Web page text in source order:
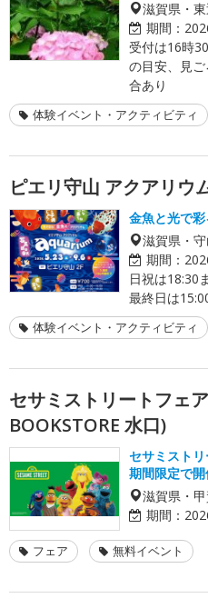
滋賀県・
期間：
受付は16時
の目安、見
合あり
体験イベント・アクティビティ
ピエリ守山 アクアリウ
金魚と光で
滋賀県・
期間：
日祝は18:30
最終日は
体験イベント・アクティビティ
セサミストリートフェ
BOOKSTORE 水口)
セサミスト
期間限定で
滋賀県・
期間：
フェア 無料イベント